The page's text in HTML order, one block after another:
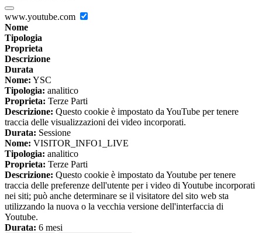
www.youtube.com
Nome
Tipologia
Proprieta
Descrizione
Durata
Nome: YSC
Tipologia: analitico
Proprieta: Terze Parti
Descrizione: Questo cookie è impostato da YouTube per tenere
traccia delle visualizzazioni dei video incorporati.
Durata: Sessione
Nome: VISITOR_INFO1_LIVE
Tipologia: analitico
Proprieta: Terze Parti
Descrizione: Questo cookie è impostato da Youtube per tenere
traccia delle preferenze dell'utente per i video di Youtube incorporati
nei siti; può anche determinare se il visitatore del sito web sta
utilizzando la nuova o la vecchia versione dell'interfaccia di
Youtube.
Durata: 6 mesi